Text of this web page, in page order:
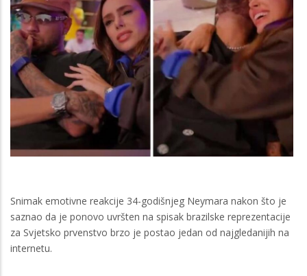
Snimak emotivne reakcije 34-godišnjeg Neymara nakon što je
saznao da je ponovo uvršten na spisak brazilske reprezentacije
za Svjetsko prvenstvo brzo je postao jedan od najgledanijih na
internetu.